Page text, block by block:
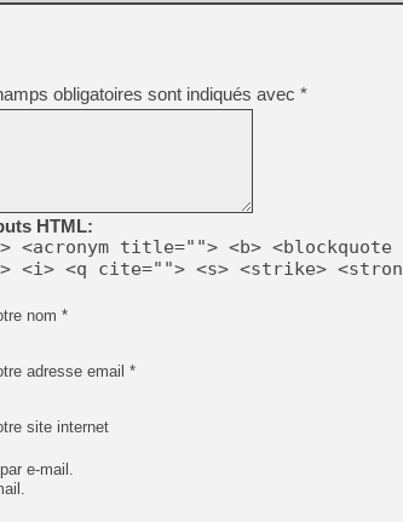
obligatoires sont indiqués avec *
HTML:
title=""> <b> <blockquote
<i> <q cite=""> <s> <strike>
nom *
adresse email *
site internet
e-mail.